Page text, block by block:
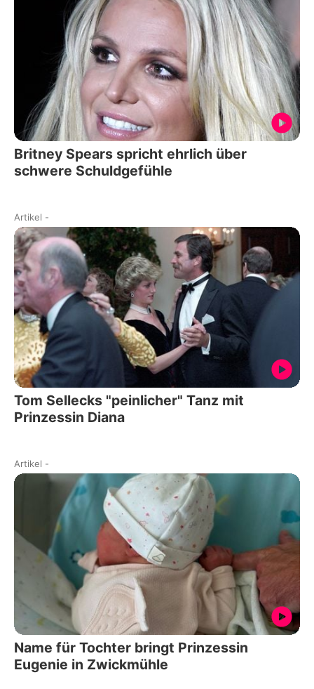
Britney Spears spricht ehrlich über
schwere Schuldgefühle
Artikel -
Tom Sellecks "peinlicher" Tanz mit
Prinzessin Diana
Artikel -
Name für Tochter bringt Prinzessin
Eugenie in Zwickmühle